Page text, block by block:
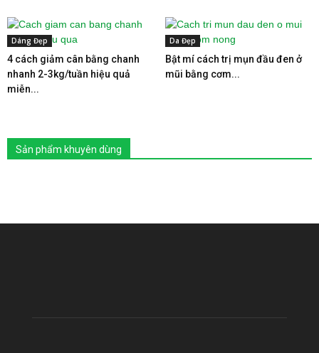
Dáng Đẹp
4 cách giảm cân bằng chanh
nhanh 2-3kg/tuần hiệu quả
miễn...
Da Đẹp
Bật mí cách trị mụn đầu đen ở
mũi bằng cơm...
Sản phẩm khuyên dùng